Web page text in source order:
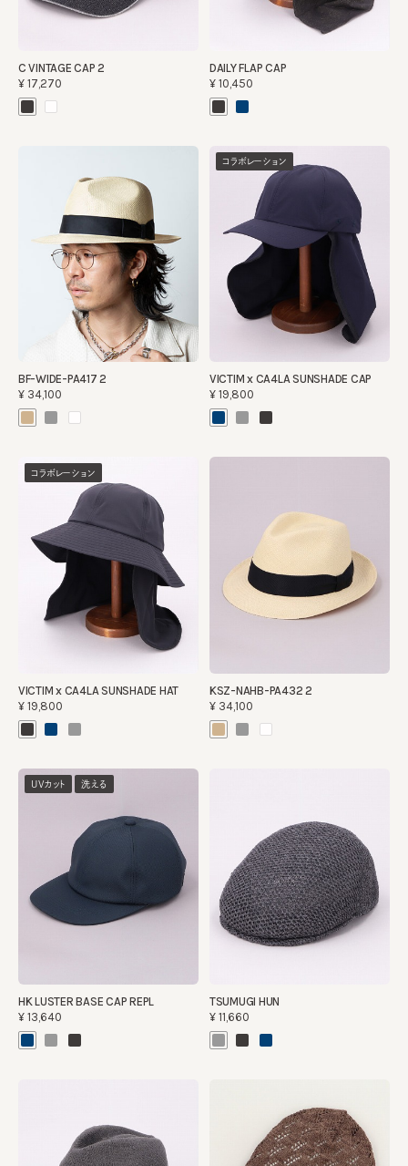
C VINTAGE CAP 2
¥17,270
DAILY FLAP CAP
¥10,450
BF-WIDE-PA417 2
¥34,100
コラボレーション
VICTIM x CA4LA SUNSHADE CAP
¥19,800
コラボレーション
VICTIM x CA4LA SUNSHADE HAT
¥19,800
KSZ-NAHB-PA432 2
¥34,100
UVカット 洗える
HK LUSTER BASE CAP REPL
¥13,640
TSUMUGI HUN
¥11,660